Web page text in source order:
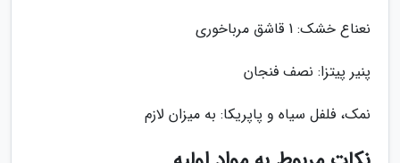
نعناع خشک: 1 قاشق مرباخوری
پنیر پیتزا: نصف فنجان
نمک، فلفل سیاه و پاپریکا: به میزان لازم